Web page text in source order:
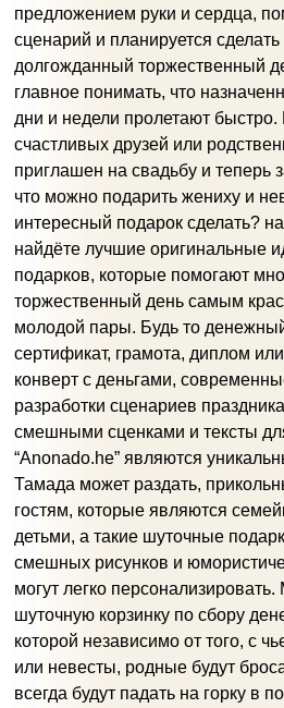
предложением руки и сердца,
сценарий и планируется
долгожданный торжественный
главное понимать, что
дни и недели пролетают
счастливых друзей или
приглашен на свадьбу и теперь
что можно подарить жениху и
интересный подарок сделать?
найдёте лучшие оригинальные
подарков, которые помогают
торжественный день самым
молодой пары. Будь то
сертификат, грамота, диплом
конверт с деньгами,
разработки сценариев
смешными сценками и тексты
“Anonado.he” являются
Тамада может раздать,
гостям, которые являются
детьми, а такие шуточные
смешных рисунков и
могут легко
шуточную корзинку по сбору
которой независимо от того, с
или невесты, родные будут
всегда будут падать на горку в